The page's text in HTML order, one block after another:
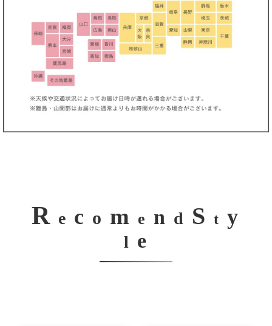
ワンピース / オフィス・通勤（きれいめ・クール）
ワンピース / オフィス・通勤（大人可愛い・フェミニン）
ワンピース / デート・婚活・お見合い
ワンピース / ディナー・アフタヌーンティー
ドレス / パーティー・お呼ばれ
ドレス / 会社のパーティー・祝賀会
R e c o m e n d S t y
l e